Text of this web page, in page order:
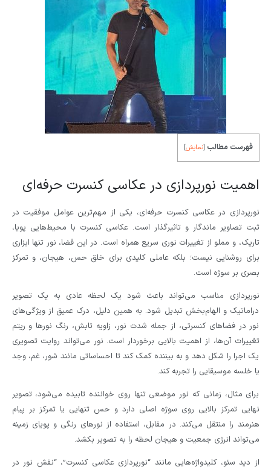
فهرست مطالب [نمایش]
اهمیت نورپردازی در عکاسی کنسرت حرفه‌ای
نورپردازی در عکاسی کنسرت حرفه‌ای، یکی از مهم‌ترین عوامل موفقیت در
ثبت تصاویر ماندگار و تاثیرگذار است. عکاسی کنسرت با محیط‌هایی پویا،
تاریک، و مملو از تغییرات نوری سریع همراه است. در این فضا، نور تنها ابزاری
برای روشنایی نیست؛ بلکه عاملی کلیدی برای خلق حس، هیجان، و تمرکز
بصری بر سوژه است.
نورپردازی مناسب می‌تواند باعث شود یک لحظه عادی به یک تصویر
دراماتیک و الهام‌بخش تبدیل شود. به همین دلیل، درک عمیق از ویژگی‌های
نور در فضاهای کنسرتی، از جمله شدت نور، زاویه تابش، رنگ نورها و ریتم
تغییرات آن‌ها، از اهمیت بالایی برخوردار است. نور می‌تواند روایت تصویری
یک اجرا را شکل دهد و به بیننده کمک کند تا احساساتی مانند شور، غم، وجد
یا خلسه موسیقایی را تجربه کند.
برای مثال، زمانی که نور موضعی تنها روی خواننده تابیده می‌شود، تصویر
نهایی تمرکز بالایی روی سوژه اصلی دارد و حس تنهایی یا تمرکز بر پیام
هنرمند را منتقل می‌کند. در مقابل، استفاده از نورهای رنگی و پویای زمینه
می‌تواند انرژی جمعیت و هیجان لحظه را به تصویر بکشد.
از دید سئو، کلیدواژه‌هایی مانند “نورپردازی عکاسی کنسرت”، “نقش نور در